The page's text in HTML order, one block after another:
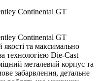
Continental GT
Continental GT
та максимально
технологією Die-Cast
металевий корпус та
забарвлення, детальне